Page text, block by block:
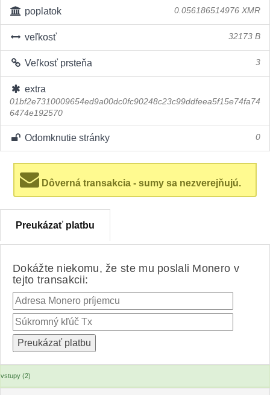
poplatok 0.056186514976 XMR
veľkosť 32173 B
Veľkosť prsteňa 3
extra
01bf2e7310009654ed9a00dc0fc90248c23c99ddfeea5f15e74fa74
6474e192570
Odomknutie stránky 0
Dôverná transakcia - sumy sa nezverejňujú.
Preukázať platbu
Dokážte niekomu, že ste mu poslali Monero v
tejto transakcii:
vstupy (2)